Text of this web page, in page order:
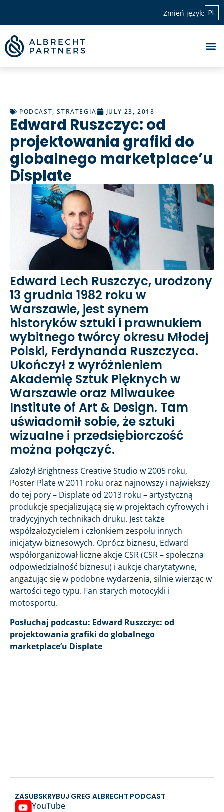
Zmień język: PL
PODCAST,STRATEGIA JULY 23, 2018
Edward Ruszczyc: od
projektowania grafiki do
globalnego marketplace’u
Displate
Edward Lech Ruszczyc, urodzony
13 grudnia 1982 roku w
Warszawie, jest synem
historyków sztuki i prawnukiem
wybitnego twórcy okresu Młodej
Polski, Ferdynanda Ruszczyca.
Ukończył z wyróżnieniem
Akademię Sztuk Pięknych w
Warszawie oraz Milwaukee
Institute of Art & Design. Tam
uświadomił sobie, że sztuki
wizualne i przedsiębiorczość
można połączyć.
Założył Brightness Creative Studio w 2005 roku,
Poster Plate w 2011 roku oraz najnowszy i największy
do tej pory – Displate od 2013 roku – artystyczną
produkcję specjalizującą się w projektach cyfrowych i
tradycyjnych technikach druku. Jest także
współzałożycielem i członkiem zespołu innych
inicjatyw biznesowych. Oprócz biznesu, Edward
współorganizował liczne akcje CSR (CSR – społeczna
odpowiedzialność biznesu) i aukcje charytatywne,
angażując się w podobne wydarzenia, silnie wierząc w
wartości tego typu. Fan starych motocykli i
motosportu.
Posłuchaj podcastu: Edward Ruszczyc: od
projektowania grafiki do globalnego
marketplace’u Displate
ZASUBSKRYBUJ GREG ALBRECHT PODCAST
YouTube